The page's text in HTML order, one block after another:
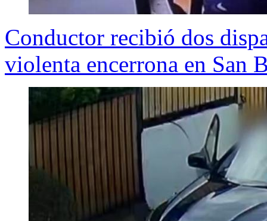
Conductor recibió dos
violenta encerrona en San